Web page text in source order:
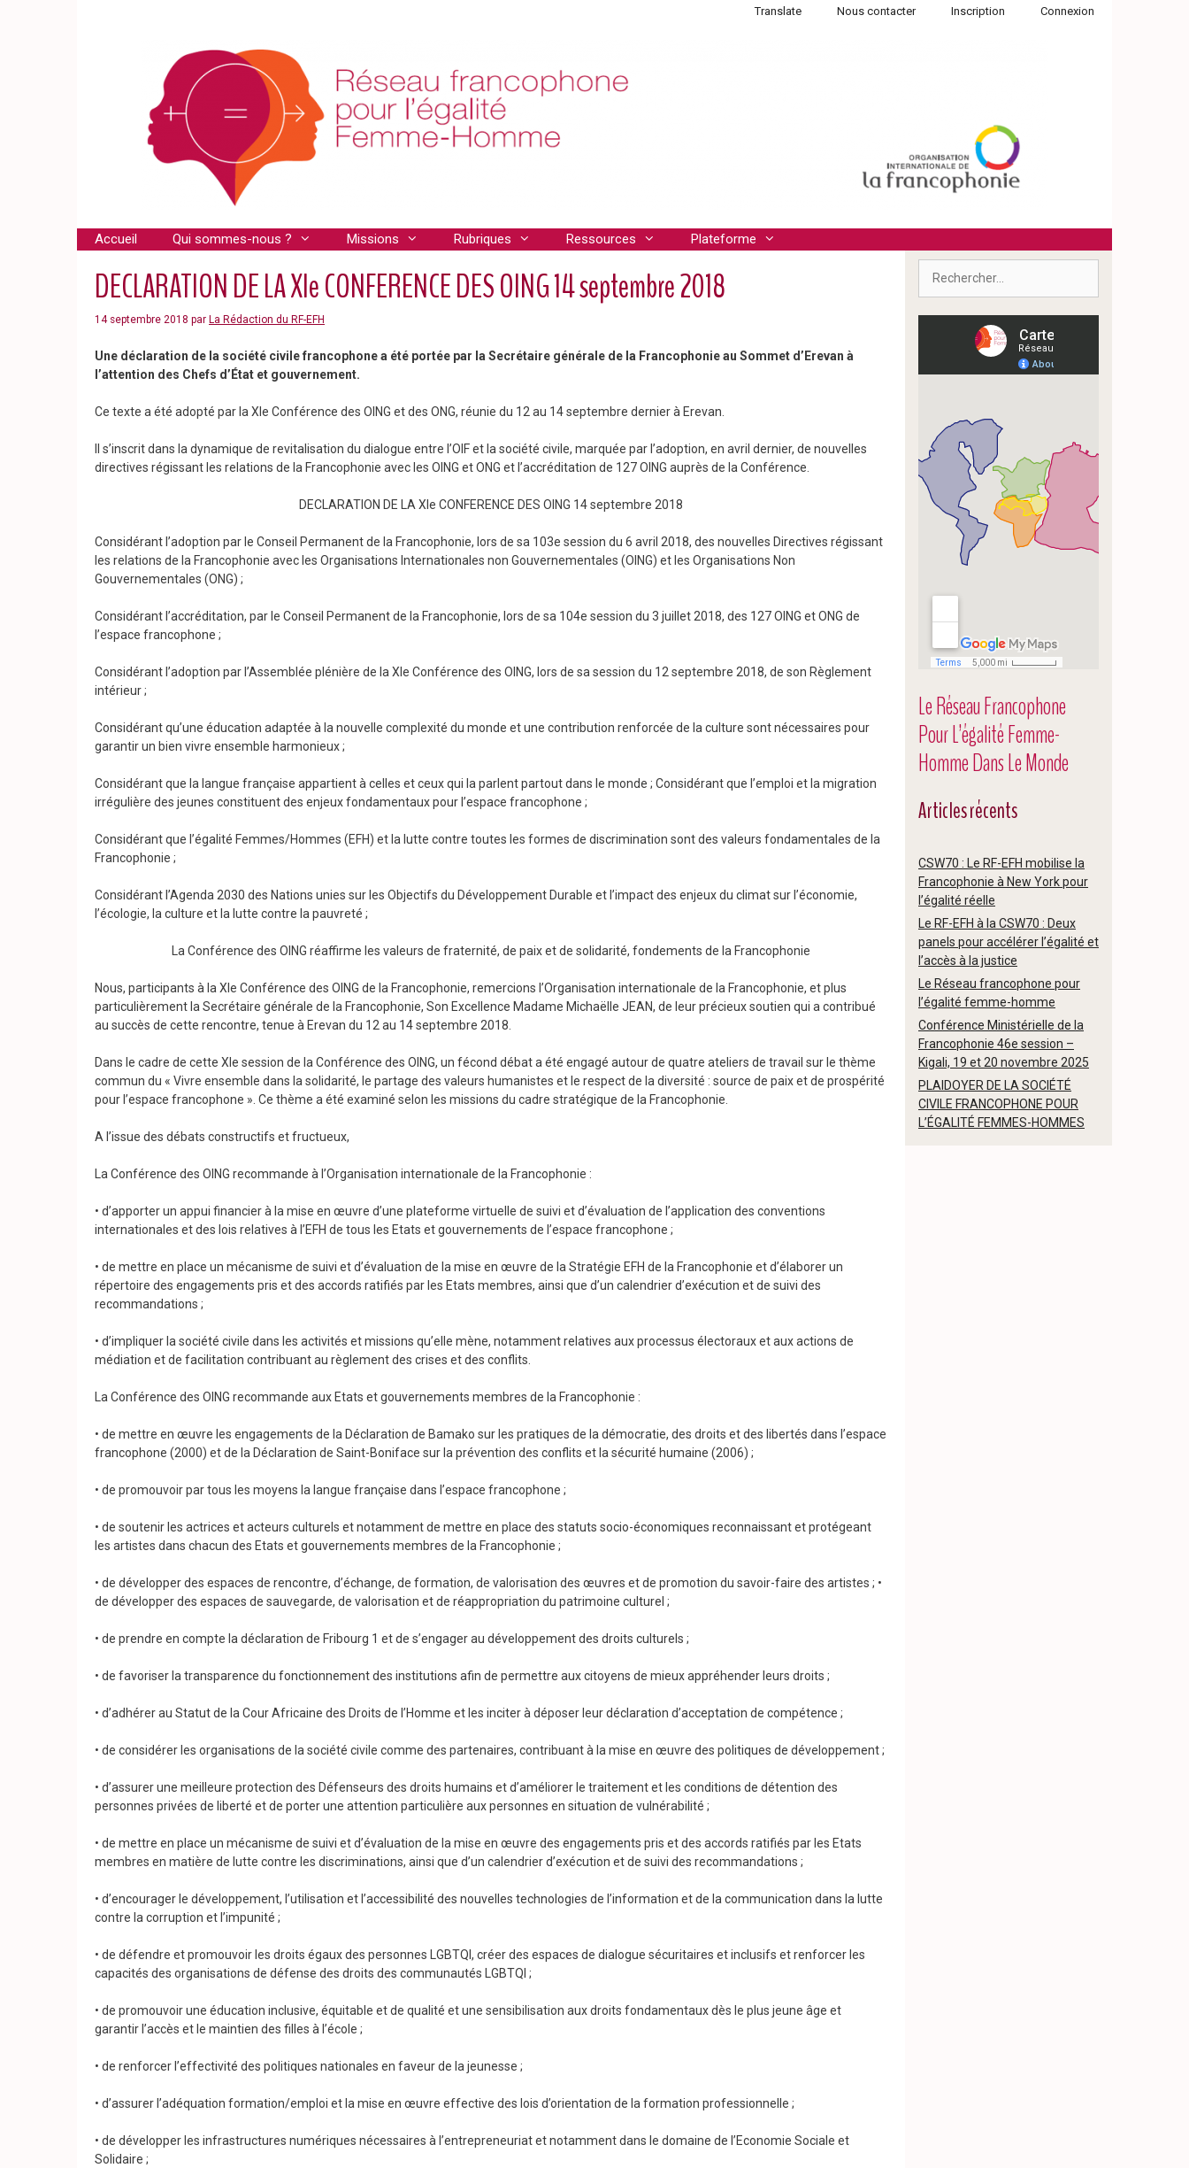
Translate Nous contacter Inscription Connexion
Accueil Qui sommes-nous ? Missions Rubriques Ressources Plateforme
DECLARATION DE LA XIe CONFERENCE DES OING 14 septembre 2018
14 septembre 2018 par La Rédaction du RF-EFH
Une déclaration de la société civile francophone a été portée par la Secrétaire générale de la Francophonie au Sommet d’Erevan à
l’attention des Chefs d’État et gouvernement.
Ce texte a été adopté par la XIe Conférence des OING et des ONG, réunie du 12 au 14 septembre dernier à Erevan.
Il s’inscrit dans la dynamique de revitalisation du dialogue entre l’OIF et la société civile, marquée par l’adoption, en avril dernier, de nouvelles
directives régissant les relations de la Francophonie avec les OING et ONG et l’accréditation de 127 OING auprès de la Conférence.
DECLARATION DE LA XIe CONFERENCE DES OING 14 septembre 2018
Considérant l’adoption par le Conseil Permanent de la Francophonie, lors de sa 103e session du 6 avril 2018, des nouvelles Directives régissant
les relations de la Francophonie avec les Organisations Internationales non Gouvernementales (OING) et les Organisations Non
Gouvernementales (ONG) ;
Considérant l’accréditation, par le Conseil Permanent de la Francophonie, lors de sa 104e session du 3 juillet 2018, des 127 OING et ONG de
l’espace francophone ;
Considérant l’adoption par l’Assemblée plénière de la XIe Conférence des OING, lors de sa session du 12 septembre 2018, de son Règlement
intérieur ;
Considérant qu’une éducation adaptée à la nouvelle complexité du monde et une contribution renforcée de la culture sont nécessaires pour
garantir un bien vivre ensemble harmonieux ;
Considérant que la langue française appartient à celles et ceux qui la parlent partout dans le monde ; Considérant que l’emploi et la migration
irrégulière des jeunes constituent des enjeux fondamentaux pour l’espace francophone ;
Considérant que l’égalité Femmes/Hommes (EFH) et la lutte contre toutes les formes de discrimination sont des valeurs fondamentales de la
Francophonie ;
Considérant l’Agenda 2030 des Nations unies sur les Objectifs du Développement Durable et l’impact des enjeux du climat sur l’économie,
l’écologie, la culture et la lutte contre la pauvreté ;
La Conférence des OING réaffirme les valeurs de fraternité, de paix et de solidarité, fondements de la Francophonie
Nous, participants à la XIe Conférence des OING de la Francophonie, remercions l’Organisation internationale de la Francophonie, et plus
particulièrement la Secrétaire générale de la Francophonie, Son Excellence Madame Michaëlle JEAN, de leur précieux soutien qui a contribué
au succès de cette rencontre, tenue à Erevan du 12 au 14 septembre 2018.
Dans le cadre de cette XIe session de la Conférence des OING, un fécond débat a été engagé autour de quatre ateliers de travail sur le thème
commun du « Vivre ensemble dans la solidarité, le partage des valeurs humanistes et le respect de la diversité : source de paix et de prospérité
pour l’espace francophone ». Ce thème a été examiné selon les missions du cadre stratégique de la Francophonie.
A l’issue des débats constructifs et fructueux,
La Conférence des OING recommande à l’Organisation internationale de la Francophonie :
• d’apporter un appui financier à la mise en œuvre d’une plateforme virtuelle de suivi et d’évaluation de l’application des conventions
internationales et des lois relatives à l’EFH de tous les Etats et gouvernements de l’espace francophone ;
• de mettre en place un mécanisme de suivi et d’évaluation de la mise en œuvre de la Stratégie EFH de la Francophonie et d’élaborer un
répertoire des engagements pris et des accords ratifiés par les Etats membres, ainsi que d’un calendrier d’exécution et de suivi des
recommandations ;
• d’impliquer la société civile dans les activités et missions qu’elle mène, notamment relatives aux processus électoraux et aux actions de
médiation et de facilitation contribuant au règlement des crises et des conflits.
La Conférence des OING recommande aux Etats et gouvernements membres de la Francophonie :
• de mettre en œuvre les engagements de la Déclaration de Bamako sur les pratiques de la démocratie, des droits et des libertés dans l’espace
francophone (2000) et de la Déclaration de Saint-Boniface sur la prévention des conflits et la sécurité humaine (2006) ;
• de promouvoir par tous les moyens la langue française dans l’espace francophone ;
• de soutenir les actrices et acteurs culturels et notamment de mettre en place des statuts socio-économiques reconnaissant et protégeant
les artistes dans chacun des Etats et gouvernements membres de la Francophonie ;
• de développer des espaces de rencontre, d’échange, de formation, de valorisation des œuvres et de promotion du savoir-faire des artistes ; •
de développer des espaces de sauvegarde, de valorisation et de réappropriation du patrimoine culturel ;
• de prendre en compte la déclaration de Fribourg 1 et de s’engager au développement des droits culturels ;
• de favoriser la transparence du fonctionnement des institutions afin de permettre aux citoyens de mieux appréhender leurs droits ;
• d’adhérer au Statut de la Cour Africaine des Droits de l’Homme et les inciter à déposer leur déclaration d’acceptation de compétence ;
• de considérer les organisations de la société civile comme des partenaires, contribuant à la mise en œuvre des politiques de développement ;
• d’assurer une meilleure protection des Défenseurs des droits humains et d’améliorer le traitement et les conditions de détention des
personnes privées de liberté et de porter une attention particulière aux personnes en situation de vulnérabilité ;
• de mettre en place un mécanisme de suivi et d’évaluation de la mise en œuvre des engagements pris et des accords ratifiés par les Etats
membres en matière de lutte contre les discriminations, ainsi que d’un calendrier d’exécution et de suivi des recommandations ;
• d’encourager le développement, l’utilisation et l’accessibilité des nouvelles technologies de l’information et de la communication dans la lutte
contre la corruption et l’impunité ;
• de défendre et promouvoir les droits égaux des personnes LGBTQI, créer des espaces de dialogue sécuritaires et inclusifs et renforcer les
capacités des organisations de défense des droits des communautés LGBTQI ;
• de promouvoir une éducation inclusive, équitable et de qualité et une sensibilisation aux droits fondamentaux dès le plus jeune âge et
garantir l’accès et le maintien des filles à l’école ;
• de renforcer l’effectivité des politiques nationales en faveur de la jeunesse ;
• d’assurer l’adéquation formation/emploi et la mise en œuvre effective des lois d’orientation de la formation professionnelle ;
• de développer les infrastructures numériques nécessaires à l’entrepreneuriat et notamment dans le domaine de l’Economie Sociale et
Solidaire ;
Le Réseau Francophone
Pour L’égalité Femme-
Homme Dans Le Monde
Articles récents
CSW70 : Le RF-EFH mobilise la
Francophonie à New York pour
l’égalité réelle
Le RF-EFH à la CSW70 : Deux
panels pour accélérer l’égalité et
l’accès à la justice
Le Réseau francophone pour
l’égalité femme-homme
Conférence Ministérielle de la
Francophonie 46e session –
Kigali, 19 et 20 novembre 2025
PLAIDOYER DE LA SOCIÉTÉ
CIVILE FRANCOPHONE POUR
L’ÉGALITÉ FEMMES-HOMMES